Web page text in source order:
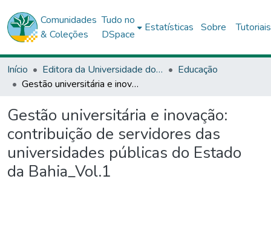
Comunidades
& Coleções
Tudo no
DSpace
Estatísticas Sobre Tutoriais
Início Editora da Universidade do Estado da Bahia - EDUNEB
Educação
Gestão universitária e inovação: contribuição de servidores das universidades públicas do Estado da Bahia_Vol.1
Gestão universitária e inovação:
contribuição de servidores das
universidades públicas do Estado
da Bahia_Vol.1